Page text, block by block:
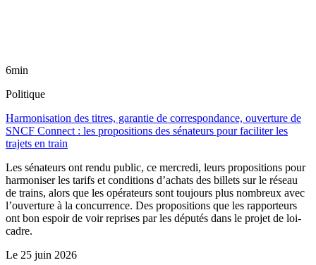
6min
Politique
Harmonisation des titres, garantie de correspondance, ouverture de
SNCF Connect : les propositions des sénateurs pour faciliter les
trajets en train
Les sénateurs ont rendu public, ce mercredi, leurs propositions pour
harmoniser les tarifs et conditions d’achats des billets sur le réseau
de trains, alors que les opérateurs sont toujours plus nombreux avec
l’ouverture à la concurrence. Des propositions que les rapporteurs
ont bon espoir de voir reprises par les députés dans le projet de loi-
cadre.
Le 25 juin 2026